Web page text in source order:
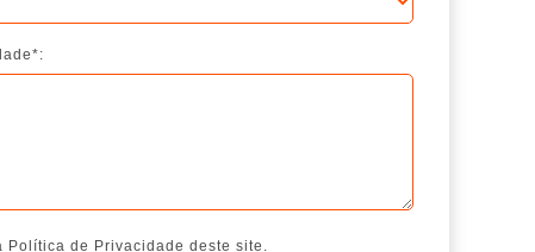
Política de Privacidade deste site.